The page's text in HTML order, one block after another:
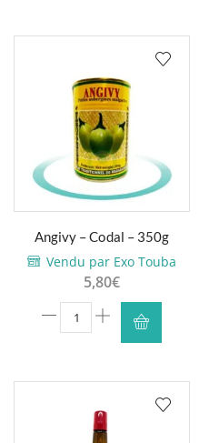
légumes
Soleil
Réunion
170g
Angivy – Codal – 350g
Vendu par Exo Touba
5,80€
quantité
de
-